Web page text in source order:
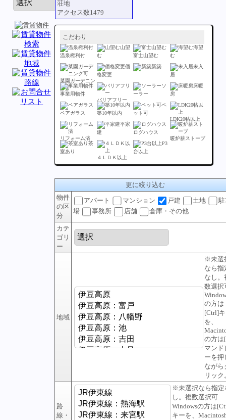
荘地
アクセス数1479
こだわり
温泉権利付
山望
む
富士山望む
海望
む
菜園ガーデニン
グ可
価
格変更
新築
未入
居
事業用物件
バリアフリー
ソ
ーラー
床暖
房
ペアガラス 築10年以内
ペ
ット可
LDK20帖以上
リフォーム済
平家
建
ログハウス
暖炉薪ストーブ
茶
室あり
４ＬＤＫ以上
P3
台以上
更に絞り込む
物件
の区
分
アパート マンション 戸建 土地
場
事務所 店舗 倉庫・その他
カテ
ゴリ
ー
地域
※未選
なら指
なし。
数選択
の方は
[Ctrl]
を、
の方は
マンド
ーを押
ながら
リック
路
線・
※未選択なら指定
し。複数選択可
Windowsの方は
キーを、